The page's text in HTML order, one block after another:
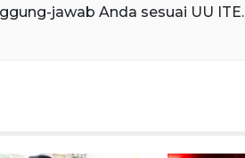
jawab Anda sesuai UU ITE.